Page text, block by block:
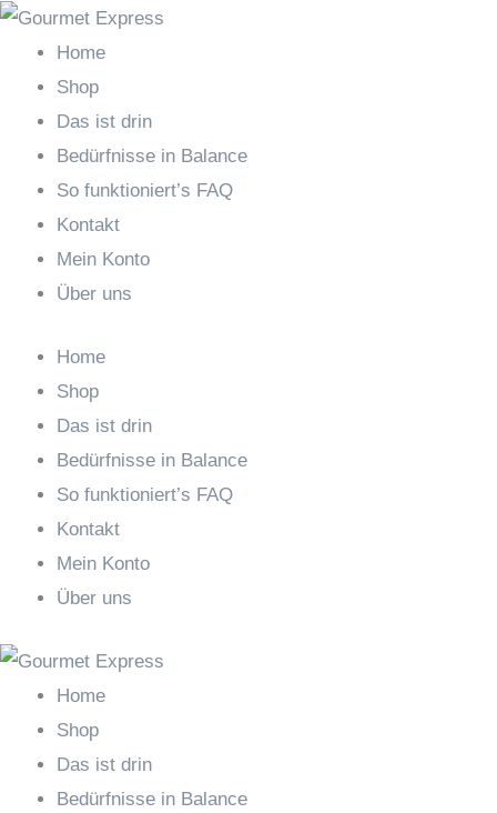
Zum
Inhalt
springen
Home
Shop
Das ist drin
Bedürfnisse in Balance
So funktioniert’s FAQ
Kontakt
Mein Konto
Über uns
Home
Shop
Das ist drin
Bedürfnisse in Balance
So funktioniert’s FAQ
Kontakt
Mein Konto
Über uns
Home
Shop
Das ist drin
Bedürfnisse in Balance
Search
…